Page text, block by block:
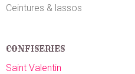
Ceintures & lassos
CONFISERIES
Saint Valentin